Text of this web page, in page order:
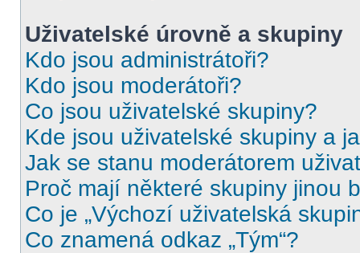
Uživatelské úrovně a skupiny
Kdo jsou administrátoři?
Kdo jsou moderátoři?
Co jsou uživatelské skupiny?
Kde jsou uživatelské skupiny a
Jak se stanu moderátorem
Proč mají některé skupiny jinou
Co je „Výchozí uživatelská
Co znamená odkaz „Tým“?